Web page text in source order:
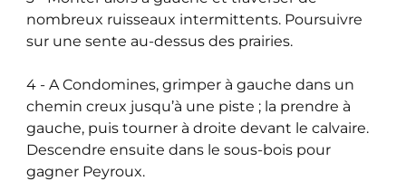
nombreux ruisseaux intermittents. Poursuivre
sur une sente au-dessus des prairies.
4 - A Condomines, grimper à gauche dans un
chemin creux jusqu’à une piste ; la prendre à
gauche, puis tourner à droite devant le calvaire.
Descendre ensuite dans le sous-bois pour
gagner Peyroux.